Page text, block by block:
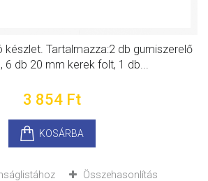
készlet. Tartalmazza:2 db gumiszerelő
6 db 20 mm kerek folt, 1 db...
3 854 Ft‎
KOSÁRBA
Összehasonlítás